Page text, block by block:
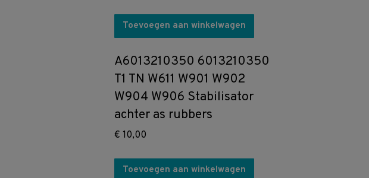
Toevoegen aan winkelwagen
A6013210350 6013210350
T1 TN W611 W901 W902
W904 W906 Stabilisator
achter as rubbers
€ 10,00
Toevoegen aan winkelwagen